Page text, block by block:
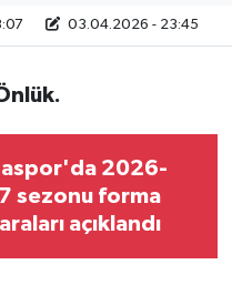
03.04.2026 - 23:45
2026-
sezonu forma
açıklandı